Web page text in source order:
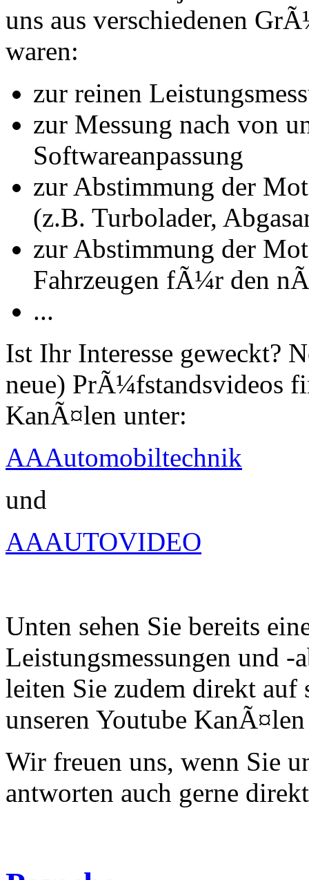
uns aus verschiedenen
waren:
zur reinen
zur Messung nach von
Softwareanpassung
zur Abstimmung der
(z.B. Turbolader,
zur Abstimmung der
Fahrzeugen fÃ¼r den
...
Ist Ihr Interesse geweckt?
neue) PrÃ¼fstandsvideos
KanÃ¤len unter:
AAAutomobiltechnik
und
AAAUTOVIDEO
Unten sehen Sie bereits
Leistungsmessungen und -
leiten Sie zudem direkt auf
unseren Youtube
Wir freuen uns, wenn Sie
antworten auch gerne